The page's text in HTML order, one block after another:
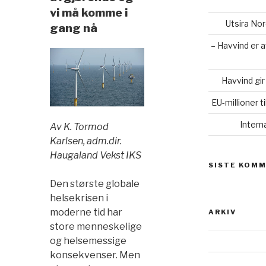
vi må komme i
gang nå
Av K. Tormod
Karlsen, adm.dir.
Haugaland Vekst IKS
Den største globale
helsekrisen i
moderne tid har
store menneskelige
og helsemessige
konsekvenser. Men
Utsira
– Havvind er
Havvind
EU-millioner
SISTE
ARKIV